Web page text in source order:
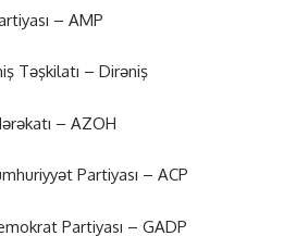
– AMP
Təşkilatı – Dirəniş
– AZOH
Partiyası – ACP
Partiyası – GADP